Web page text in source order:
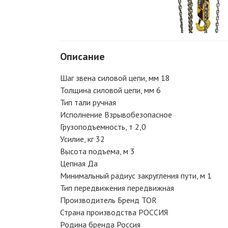
Описание
Шаг звена силовой цепи, мм 18
Толщина силовой цепи, мм 6
Тип тали ручная
Исполнение Взрывобезопасное
Грузоподъемность, т 2,0
Усилие, кг 32
Высота подъема, м 3
Цепная Да
Минимальный радиус закругления пути, м 1
Тип передвижения передвижная
Производитель Бренд TOR
Страна производства РОССИЯ
Родина бренда Россия